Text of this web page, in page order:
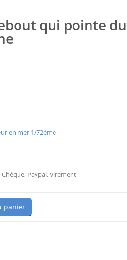
qui pointe du
en mer 1/72ème
Chèque, Paypal, Virement
panier